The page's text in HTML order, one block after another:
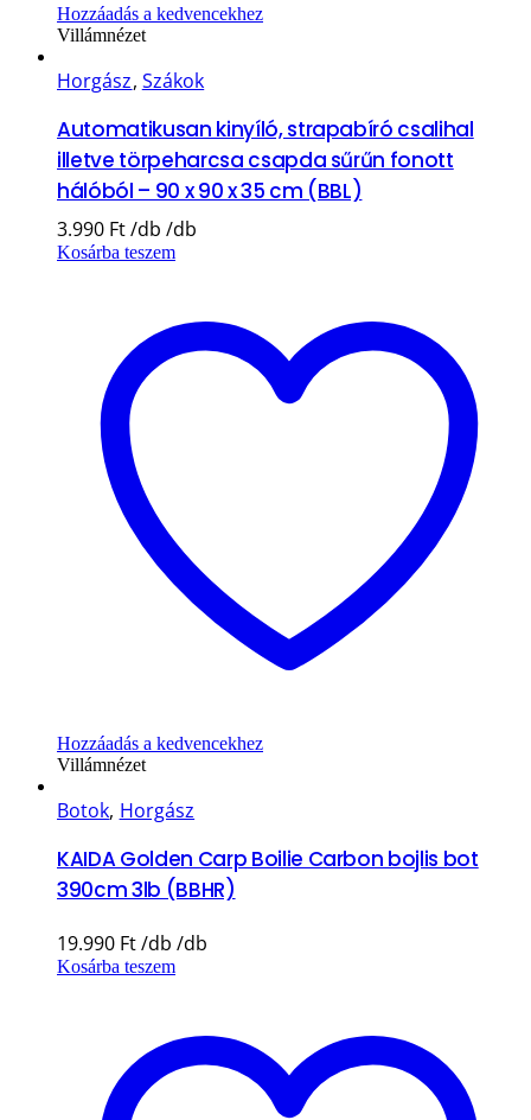
Hozzáadás a kedvencekhez
Villámnézet
Horgász, Szákok
Automatikusan kinyíló, strapabíró csalihal
illetve törpeharcsa csapda sűrűn fonott
hálóból – 90 x 90 x 35 cm (BBL)
3.990 Ft
Kosárba teszem
Hozzáadás a kedvencekhez
Villámnézet
Botok, Horgász
KAIDA Golden Carp Boilie Carbon bojlis bot
390cm 3lb (BBHR)
19.990 Ft
Kosárba teszem